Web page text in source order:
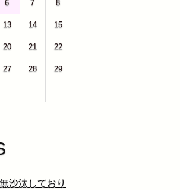
6 7 8
13 14 15
20 21 22
27 28 29
沙汰しており